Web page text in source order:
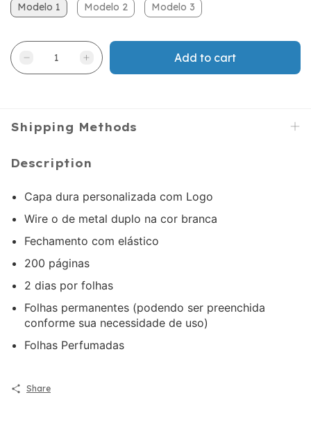
Modelo 1 Modelo 2 Modelo 3
Shipping Methods
Description
Capa dura personalizada com Logo
Wire o de metal duplo na cor branca
Fechamento com elástico
200 páginas
2 dias por folhas
Folhas permanentes (podendo ser preenchida
conforme sua necessidade de uso)
Folhas Perfumadas
Share